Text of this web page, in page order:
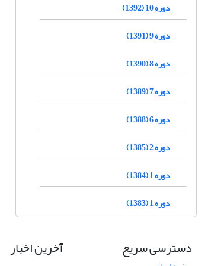
دوره 10 (1392)
دوره 9 (1391)
دوره 8 (1390)
دوره 7 (1389)
دوره 6 (1388)
دوره 2 (1385)
دوره 1 (1384)
دوره 1 (1383)
دسترسی سریع آخرین اخبار